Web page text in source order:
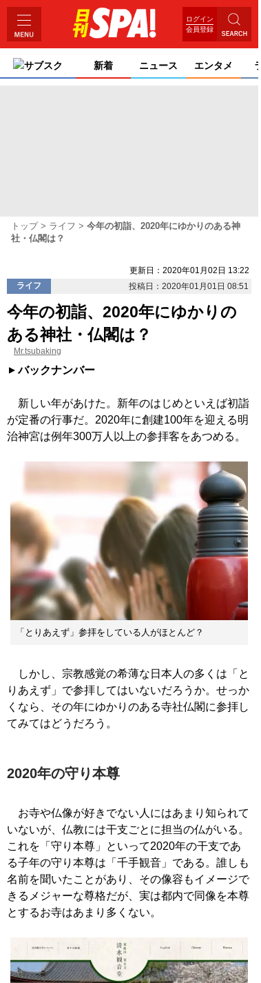
ログイン
会員登録
サブスク 新着 ニュース エンタメ
トップ ライフ
今年の初詣、2020年にゆかりのある神
社・仏閣は？
更新日：2020年01月02日 13:22
ライフ
投稿日：2020年01月01日 08:51
今年の初詣、2020年にゆかりの
ある神社・仏閣は？
Mr.tsubaking
バックナンバー
新しい年があけた。新年のはじめといえば初詣
が定番の行事だ。2020年に創建100年を迎える明
治神宮は例年300万人以上の参拝客をあつめる。
「とりあえず」参拝をしている人がほとんど？
しかし、宗教感覚の希薄な日本人の多くは「と
りあえず」で参拝してはいないだろうか。せっか
くなら、その年にゆかりのある寺社仏閣に参拝し
てみてはどうだろう。
2020年の守り本尊
お寺や仏像が好きでない人にはあまり知られて
いないが、仏教には干支ごとに担当の仏がいる。
これを「守り本尊」といって2020年の干支であ
る子年の守り本尊は「千手観音」である。誰しも
名前を聞いたことがあり、その像容もイメージで
きるメジャーな尊格だが、実は都内で同像を本尊
とするお寺はあまり多くない。